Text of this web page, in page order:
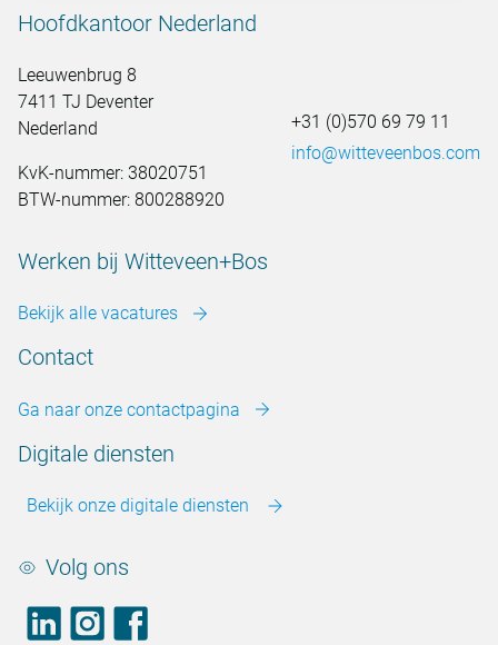
Hoofdkantoor Nederland
Leeuwenbrug 8
7411 TJ Deventer
Nederland
KvK-nummer: 38020751
BTW-nummer: 800288920
+31 (0)570 69 79 11
info@witteveenbos.com
Werken bij Witteveen+Bos
Bekijk alle vacatures
Contact
Ga naar onze contactpagina
Digitale diensten
Bekijk onze digitale diensten
Volg ons
LinkedInfooter.instagram